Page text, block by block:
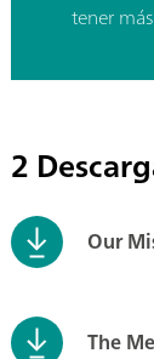
tener
2
Our
The